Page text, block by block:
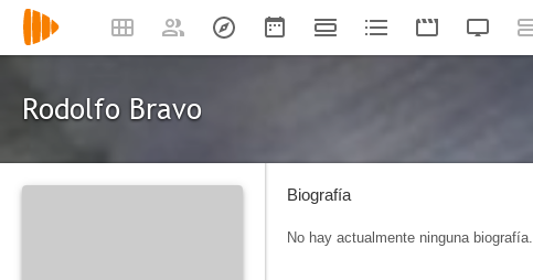
Rodolfo Bravo
Biografía
No hay actualmente ninguna biografía.